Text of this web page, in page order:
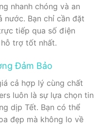
nhanh chóng và an
Bạn chỉ cần đặt
tiếp qua số điện
trợ tốt nhất.
Đảm Bảo
cả hợp lý cùng chất
luôn là sự lựa chọn tin
dịp Tết. Bạn có thể
đẹp mà không lo về